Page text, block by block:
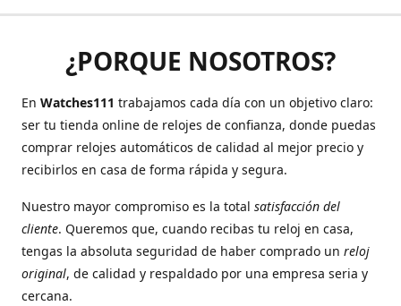
¿PORQUE NOSOTROS?
En Watches111 trabajamos cada día con un objetivo claro:
ser tu tienda online de relojes de confianza, donde puedas
comprar relojes automáticos de calidad al mejor precio y
recibirlos en casa de forma rápida y segura.
Nuestro mayor compromiso es la total satisfacción del
cliente. Queremos que, cuando recibas tu reloj en casa,
tengas la absoluta seguridad de haber comprado un reloj
original, de calidad y respaldado por una empresa seria y
cercana.